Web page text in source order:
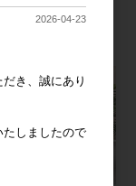
2026-04-23
き、誠にあり
たしましたので